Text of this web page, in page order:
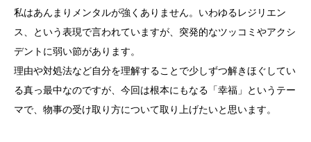
私はあんまりメンタルが強くありません。いわゆるレジリエン
ス、という表現で言われていますが、突発的なツッコミやアクシ
デントに弱い節があります。
理由や対処法など自分を理解することで少しずつ解きほぐしてい
る真っ最中なのですが、今回は根本にもなる「幸福」というテー
マで、物事の受け取り方について取り上げたいと思います。